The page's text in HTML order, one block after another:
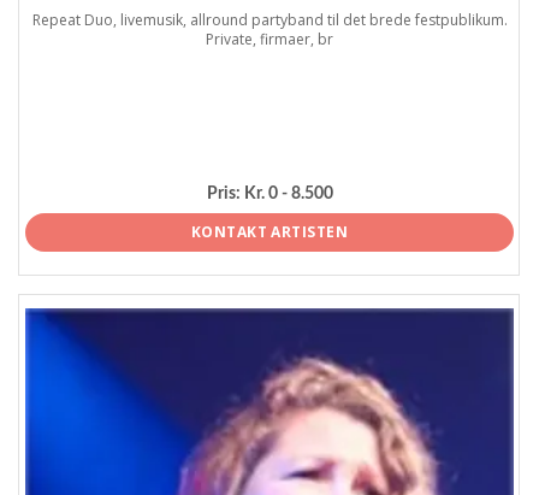
Repeat Duo, livemusik, allround partyband til det brede festpublikum.
Private, firmaer, br
Pris: Kr. 0 - 8.500
KONTAKT ARTISTEN